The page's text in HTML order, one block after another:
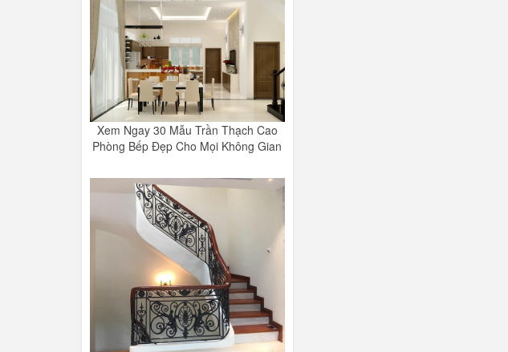
Xem Ngay 30 Mẫu Trần Thạch Cao
Phòng Bếp Đẹp Cho Mọi Không Gian